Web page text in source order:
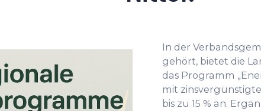
In der
gehört, bietet die
das Programm
mit
bis zu 15 % an.